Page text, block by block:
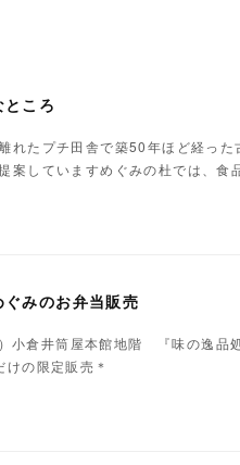
ころ
れたプチ田舎で築50年ほど経っ
案していますめぐみの杜では、
みのお弁当販売
小倉井筒屋本館地階 『味の逸品
の限定販売＊